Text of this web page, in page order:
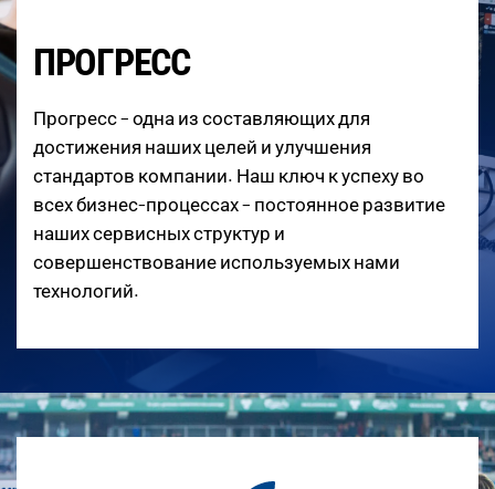
ПРОГРЕСС
Прогресс – одна из составляющих для
достижения наших целей и улучшения
стандартов компании. Наш ключ к успеху во
всех бизнес-процессах – постоянное развитие
наших сервисных структур и
совершенствование используемых нами
технологий.